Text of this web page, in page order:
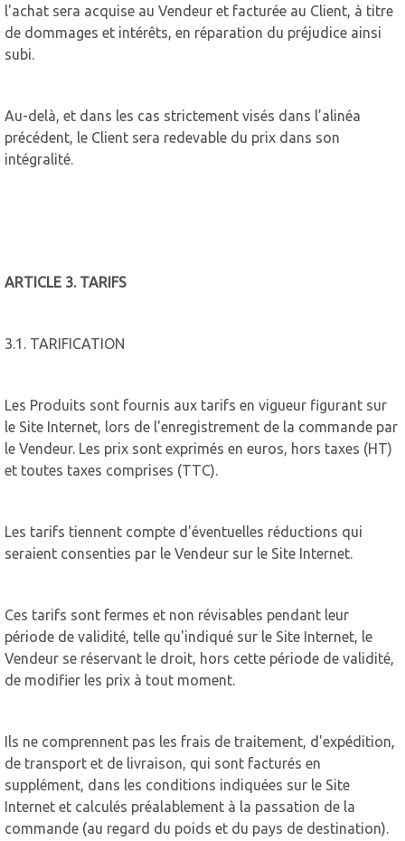
l'achat sera acquise au Vendeur et facturée au Client, à titre
de dommages et intérêts, en réparation du préjudice ainsi
subi.
Au-delà, et dans les cas strictement visés dans l’alinéa
précédent, le Client sera redevable du prix dans son
intégralité.
ARTICLE 3. TARIFS
3.1. TARIFICATION
Les Produits sont fournis aux tarifs en vigueur figurant sur
le Site Internet, lors de l'enregistrement de la commande par
le Vendeur. Les prix sont exprimés en euros, hors taxes (HT)
et toutes taxes comprises (TTC).
Les tarifs tiennent compte d'éventuelles réductions qui
seraient consenties par le Vendeur sur le Site Internet.
Ces tarifs sont fermes et non révisables pendant leur
période de validité, telle qu'indiqué sur le Site Internet, le
Vendeur se réservant le droit, hors cette période de validité,
de modifier les prix à tout moment.
Ils ne comprennent pas les frais de traitement, d'expédition,
de transport et de livraison, qui sont facturés en
supplément, dans les conditions indiquées sur le Site
Internet et calculés préalablement à la passation de la
commande (au regard du poids et du pays de destination).